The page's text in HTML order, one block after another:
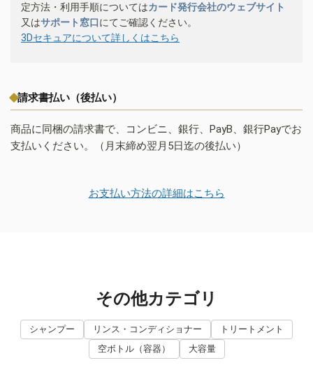
定方法・利用手順についてはカード発行会社のウェブサイト
又はサポート窓口にてご確認ください。
3Dセキュアについて詳しくはこちら
請求書払い（後払い）
商品に同梱の請求書で、コンビニ、銀行、PayB、銀行Payでお
支払いください。（月末締め翌月5日迄の後払い）
お支払い方法の詳細はこちら
その他カテゴリ
シャンプー リンス・コンディショナー
トリートメント
空ボトル（容器）
大容量